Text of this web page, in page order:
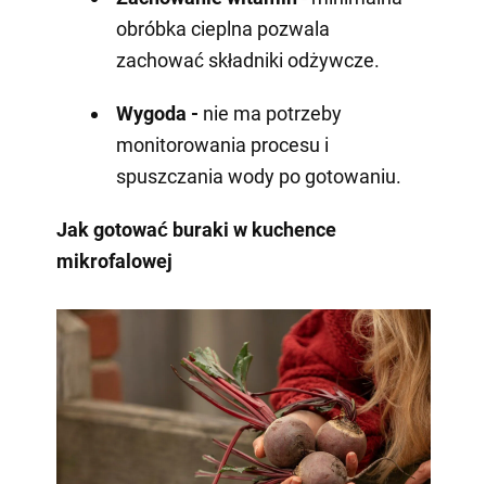
obróbka cieplna pozwala
zachować składniki odżywcze.
Wygoda - nie ma potrzeby
monitorowania procesu i
spuszczania wody po gotowaniu.
Jak gotować buraki w kuchence
mikrofalowej